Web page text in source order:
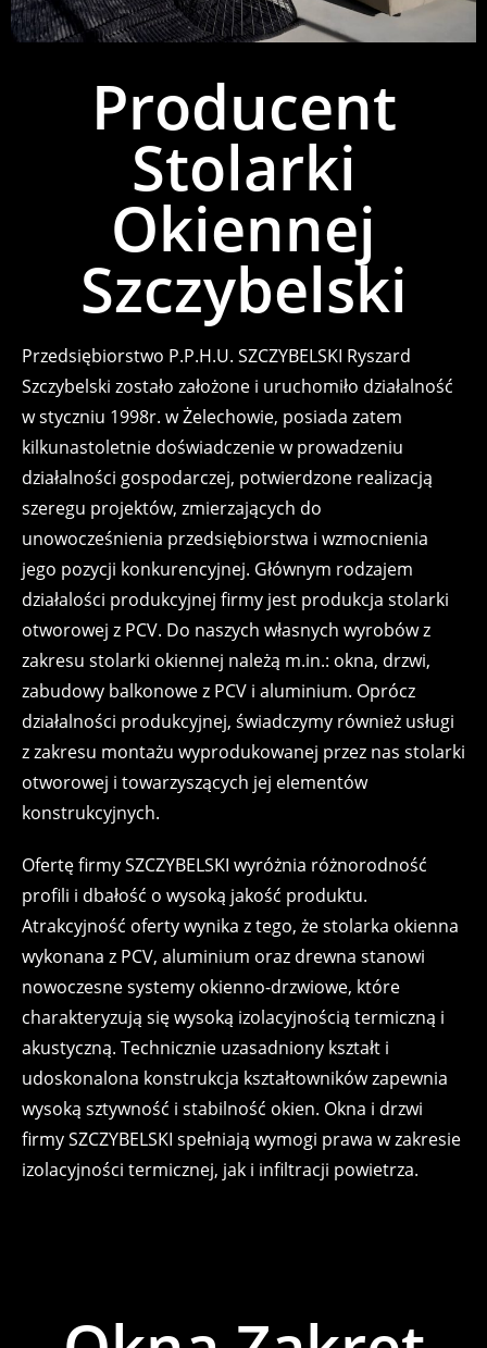
Producent
Stolarki
Okiennej
Szczybelski
Przedsiębiorstwo P.P.H.U. SZCZYBELSKI Ryszard
Szczybelski zostało założone i uruchomiło działalność
w styczniu 1998r. w Żelechowie, posiada zatem
kilkunastoletnie doświadczenie w prowadzeniu
działalności gospodarczej, potwierdzone realizacją
szeregu projektów, zmierzających do
unowocześnienia przedsiębiorstwa i wzmocnienia
jego pozycji konkurencyjnej. Głównym rodzajem
działalości produkcyjnej firmy jest produkcja stolarki
otworowej z PCV. Do naszych własnych wyrobów z
zakresu stolarki okiennej należą m.in.: okna, drzwi,
zabudowy balkonowe z PCV i aluminium. Oprócz
działalności produkcyjnej, świadczymy również usługi
z zakresu montażu wyprodukowanej przez nas stolarki
otworowej i towarzyszących jej elementów
konstrukcyjnych.
Ofertę firmy SZCZYBELSKI wyróżnia różnorodność
profili i dbałość o wysoką jakość produktu.
Atrakcyjność oferty wynika z tego, że stolarka okienna
wykonana z PCV, aluminium oraz drewna stanowi
nowoczesne systemy okienno-drzwiowe, które
charakteryzują się wysoką izolacyjnością termiczną i
akustyczną. Technicznie uzasadniony kształt i
udoskonalona konstrukcja kształtowników zapewnia
wysoką sztywność i stabilność okien. Okna i drzwi
firmy SZCZYBELSKI spełniają wymogi prawa w zakresie
izolacyjności termicznej, jak i infiltracji powietrza.